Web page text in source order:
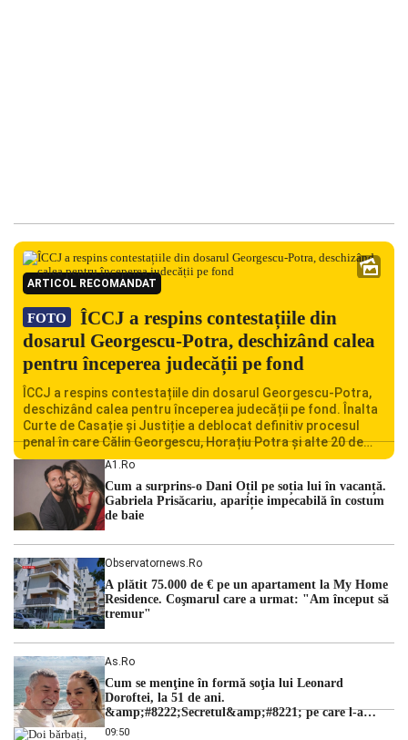
ARTICOL RECOMANDAT
FOTO
ÎCCJ a respins contestațiile din
dosarul Georgescu-Potra, deschizând calea
pentru începerea judecății pe fond
ÎCCJ a respins contestațiile din dosarul Georgescu-Potra,
deschizând calea pentru începerea judecății pe fond. Înalta
Curte de Casație și Justiție a deblocat definitiv procesul
penal în care Călin Georgescu, Horațiu Potra și alte 20 de
persoane sunt acuzați de acțiuni îndreptate împotriva
ordinii constituționale. În ședința din camera preliminară,
judecătorii de la instanța supremă au […]
A1.ro
Cum a surprins-o Dani Oțil pe soția lui în vacanță.
Gabriela Prisăcariu, apariție impecabilă în costum
de baie
Observatornews.ro
A plătit 75.000 de € pe un apartament la My Home
Residence. Coşmarul care a urmat: "Am început să
tremur"
As.ro
Cum se menţine în formă soţia lui Leonard
Doroftei, la 51 de ani.
&amp;#8222;Secretul&amp;#8221; pe care l-a
dezvăluit
09:50